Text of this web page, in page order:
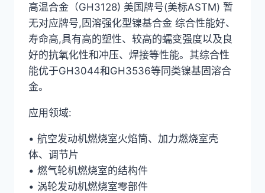
高温合金（GH3128) 美国牌号(美标ASTM) 暂
无对应牌号,固溶强化型镍基合金 综合性能好、
寿命高,具有高的塑性、较高的蠕变强度以及良
好的抗氧化性和冲压、焊接等性能。其综合性
能优于GH3044和GH3536等同类镍基固溶合
金。
应用领域:
• 航空发动机燃烧室火焰筒、加力燃烧室壳
体、调节片
• 燃气轮机燃烧室的结构件
• 涡轮发动机燃烧室零部件